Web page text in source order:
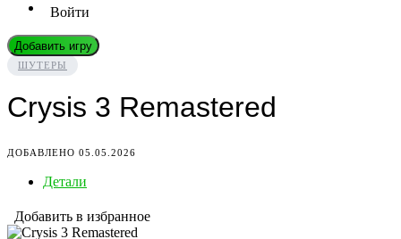
Войти
Добавить игру
ШУТЕРЫ
Crysis 3 Remastered
ДОБАВЛЕНО 05.05.2026
Детали
Добавить в избранное